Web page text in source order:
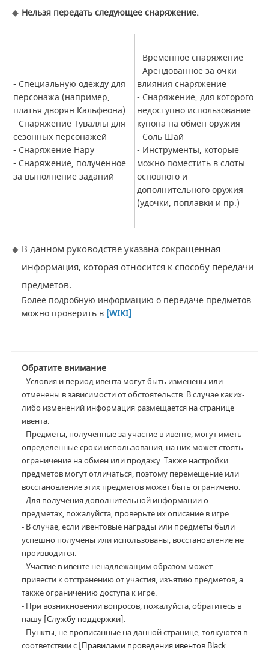
Нельзя передать следующее снаряжение.
- Специальную одежду для
персонажа (например,
платья дворян Кальфеона)
- Снаряжение Туваллы для
сезонных персонажей
- Снаряжение Нару
- Снаряжение, полученное
за выполнение заданий
- Временное снаряжение
- Арендованное за очки
влияния снаряжение
- Снаряжение, для которого
недоступно использование
купона на обмен оружия
- Соль Шай
- Инструменты, которые
можно поместить в слоты
основного и
дополнительного оружия
(удочки, поплавки и пр.)
В данном руководстве указана сокращенная
информация, которая относится к способу передачи
предметов.
Более подробную информацию о передаче предметов
можно проверить в [WIKI].
Обратите внимание
- Условия и период ивента могут быть изменены или
отменены в зависимости от обстоятельств. В случае каких-
либо изменений информация размещается на странице
ивента.
- Предметы, полученные за участие в ивенте, могут иметь
определенные сроки использования, на них может стоять
ограничение на обмен или продажу. Также настройки
предметов могут отличаться, поэтому перемещение или
восстановление этих предметов может быть ограничено.
- Для получения дополнительной информации о
предметах, пожалуйста, проверьте их описание в игре.
- В случае, если ивентовые награды или предметы были
успешно получены или использованы, восстановление не
производится.
- Участие в ивенте ненадлежащим образом может
привести к отстранению от участия, изъятию предметов, а
также ограничению доступа к игре.
- При возникновении вопросов, пожалуйста, обратитесь в
нашу [Службу поддержки].
- Пункты, не прописанные на данной странице, толкуются в
соответствии с [Правилами проведения ивентов Black